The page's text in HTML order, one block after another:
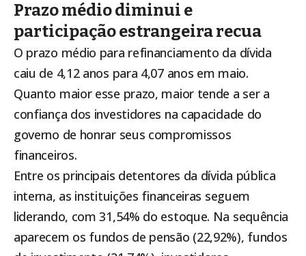
Prazo médio diminui e
participação estrangeira recua
O prazo médio para refinanciamento da dívida
caiu de 4,12 anos para 4,07 anos em maio.
Quanto maior esse prazo, maior tende a ser a
confiança dos investidores na capacidade do
governo de honrar seus compromissos
financeiros.
Entre os principais detentores da dívida pública
interna, as instituições financeiras seguem
liderando, com 31,54% do estoque. Na sequência
aparecem os fundos de pensão (22,92%), fundos